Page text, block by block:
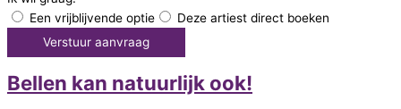
Een vrijblijvende optie
Deze artiest direct boeken
Verstuur aanvraag
Bellen kan natuurlijk ook!